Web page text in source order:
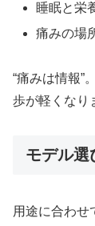
睡眠と栄
痛みの場
“痛みは情報”
歩が軽くなり
モデル選
用途に合わせ